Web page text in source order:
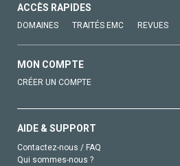
ACCÈS RAPIDES
DOMAINES TRAITÉS EMC REVUES
MON COMPTE
CRÉER UN COMPTE
AIDE & SUPPORT
Contactez-nous / FAQ
Qui sommes-nous ?